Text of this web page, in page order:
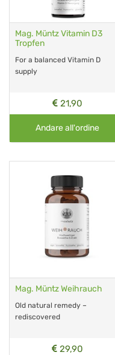
Mag. Müntz Vitamin D3
Tropfen
For a balanced Vitamin D
supply
21,90
Andare all'ordine
Mag. Müntz Weihrauch
Old natural remedy –
rediscovered
29,90